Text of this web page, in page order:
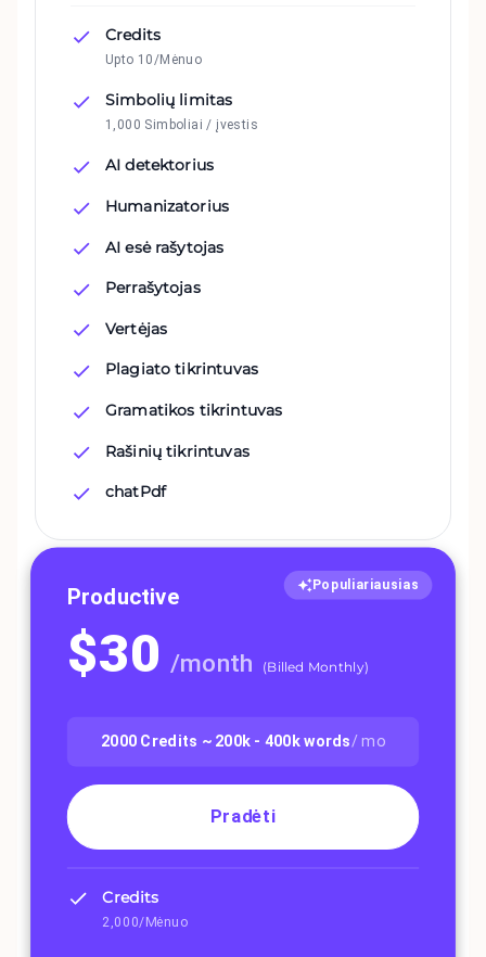
Credits
Upto 10/Mėnuo
Simbolių limitas
1,000 Simboliai / įvestis
AI detektorius
Humanizatorius
AI esė rašytojas
Perrašytojas
Vertėjas
Plagiato tikrintuvas
Gramatikos tikrintuvas
Rašinių tikrintuvas
chatPdf
Populiariausias
Productive
$30 /month (Billed Monthly)
2000 Credits ~ 200k - 400kwords/ mo
Pradėti
Credits
2,000/Mėnuo